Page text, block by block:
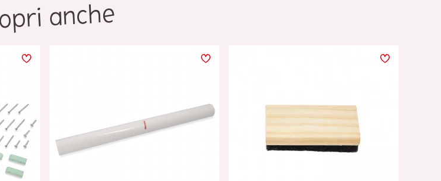
anche